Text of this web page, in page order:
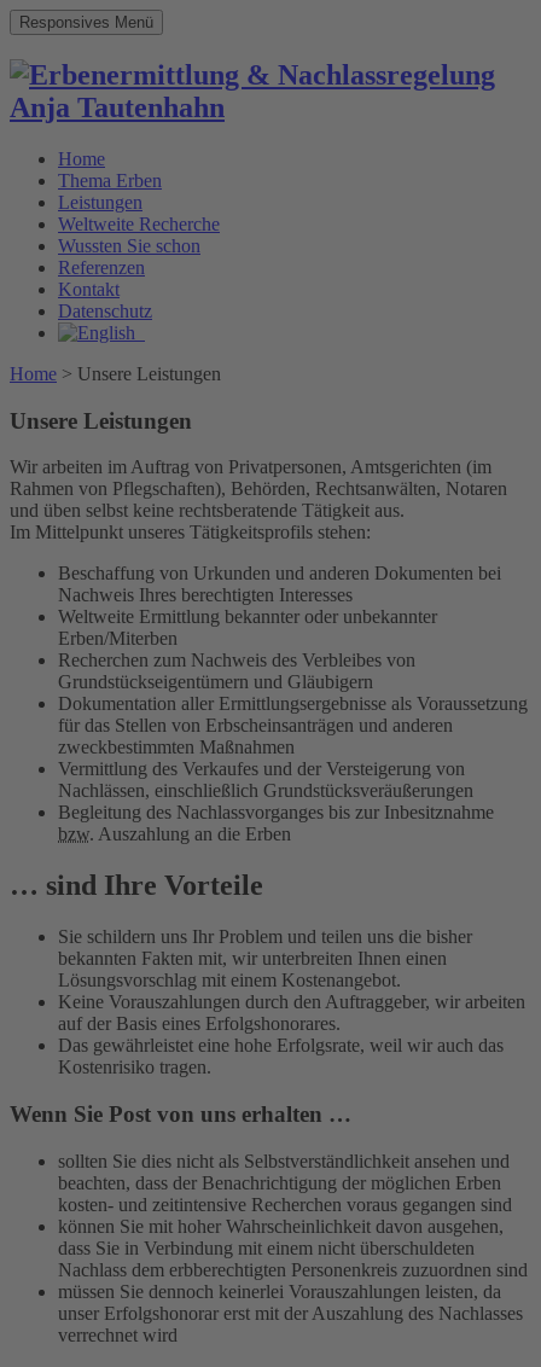
Responsives Menü
Home
Thema Erben
Leistungen
Weltweite Recherche
Wussten Sie schon
Referenzen
Kontakt
Datenschutz
Home > Unsere Leistungen
Unsere Leistungen
Wir arbeiten im Auftrag von Privatpersonen, Amtsgerichten (im
Rahmen von Pflegschaften), Behörden, Rechtsanwälten, Notaren
und üben selbst keine rechtsberatende Tätigkeit aus.
Im Mittelpunkt unseres Tätigkeitsprofils stehen:
Beschaffung von Urkunden und anderen Dokumenten bei
Nachweis Ihres berechtigten Interesses
Weltweite Ermittlung bekannter oder unbekannter
Erben/Miterben
Recherchen zum Nachweis des Verbleibes von
Grundstückseigentümern und Gläubigern
Dokumentation aller Ermittlungsergebnisse als Voraussetzung
für das Stellen von Erbscheinsanträgen und anderen
zweckbestimmten Maßnahmen
Vermittlung des Verkaufes und der Versteigerung von
Nachlässen, einschließlich Grundstücksveräußerungen
Begleitung des Nachlassvorganges bis zur Inbesitznahme
bzw. Auszahlung an die Erben
… sind Ihre Vorteile
Sie schildern uns Ihr Problem und teilen uns die bisher
bekannten Fakten mit, wir unterbreiten Ihnen einen
Lösungsvorschlag mit einem Kostenangebot.
Keine Vorauszahlungen durch den Auftraggeber, wir arbeiten
auf der Basis eines Erfolgshonorares.
Das gewährleistet eine hohe Erfolgsrate, weil wir auch das
Kostenrisiko tragen.
Wenn Sie Post von uns erhalten …
sollten Sie dies nicht als Selbstverständlichkeit ansehen und
beachten, dass der Benachrichtigung der möglichen Erben
kosten- und zeitintensive Recherchen voraus gegangen sind
können Sie mit hoher Wahrscheinlichkeit davon ausgehen,
dass Sie in Verbindung mit einem nicht überschuldeten
Nachlass dem erbberechtigten Personenkreis zuzuordnen sind
müssen Sie dennoch keinerlei Vorauszahlungen leisten, da
unser Erfolgshonorar erst mit der Auszahlung des Nachlasses
verrechnet wird